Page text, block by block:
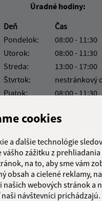
cookies
a ďalšie technológie
vášho zážitku z prehliadania
na to, aby sme vám
obsah a cielené reklamy,
našich webových stránok a
návštevníci prichádzajú.
Úradné hodiny:
Deň
Čas
Pondelok:
08:00 - 11:30
Utorok:
08:00 - 11:30
Streda:
13:00 - 17:00
Štvrtok:
nestránkový
Piatok:
08:00 - 11:30
Kontakt:
Lukovištia 26
980 26 Lukovištia
lukovistia@lukovistia.sk
+421 47 569 01 01